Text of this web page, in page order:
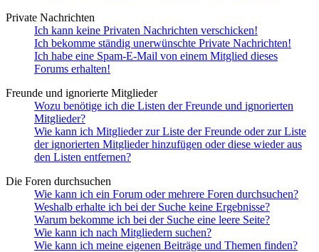
Private Nachrichten
Ich kann keine Privaten Nachrichten verschicken!
Ich bekomme ständig unerwünschte Private Nachrichten!
Ich habe eine Spam-E-Mail von einem Mitglied dieses
Forums erhalten!
Freunde und ignorierte Mitglieder
Wozu benötige ich die Listen der Freunde und ignorierten
Mitglieder?
Wie kann ich Mitglieder zur Liste der Freunde oder zur Liste
der ignorierten Mitglieder hinzufügen oder diese wieder aus
den Listen entfernen?
Die Foren durchsuchen
Wie kann ich ein Forum oder mehrere Foren durchsuchen?
Weshalb erhalte ich bei der Suche keine Ergebnisse?
Warum bekomme ich bei der Suche eine leere Seite?
Wie kann ich nach Mitgliedern suchen?
Wie kann ich meine eigenen Beiträge und Themen finden?